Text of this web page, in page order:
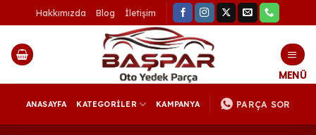
atla
Hakkımızda Blog İletişim
ANASAYFA KATEGORİLER KAMPANYA PARÇA SOR